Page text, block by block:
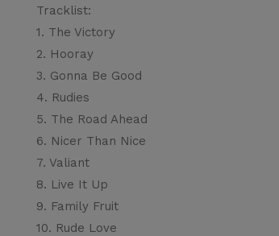
Tracklist:
1. The Victory
2. Hooray
3. Gonna Be Good
4. Rudies
5. The Road Ahead
6. Nicer Than Nice
7. Valiant
8. Live It Up
9. Family Fruit
10. Rude Love